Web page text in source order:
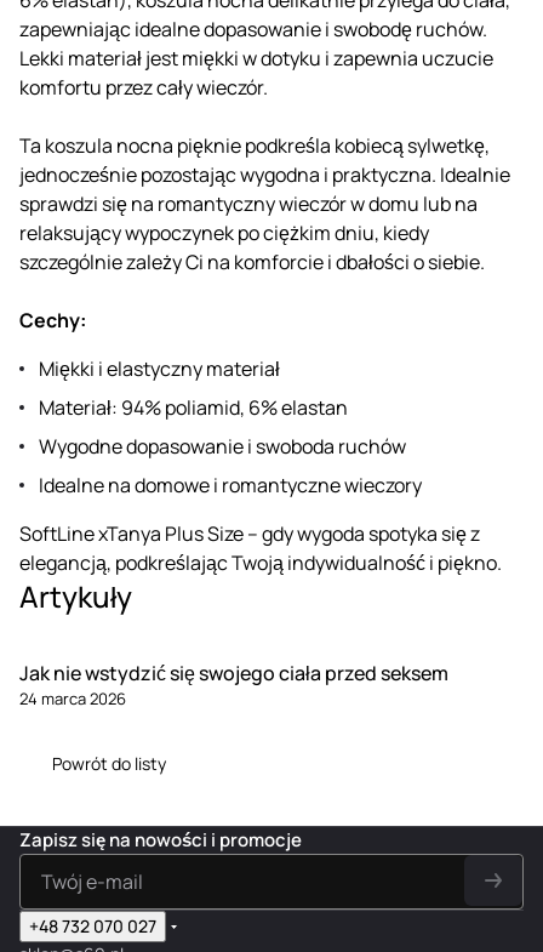
zapewniając idealne dopasowanie i swobodę ruchów.
Lekki materiał jest miękki w dotyku i zapewnia uczucie
komfortu przez cały wieczór.
Ta koszula nocna pięknie podkreśla kobiecą sylwetkę,
jednocześnie pozostając wygodna i praktyczna. Idealnie
sprawdzi się na romantyczny wieczór w domu lub na
relaksujący wypoczynek po ciężkim dniu, kiedy
szczególnie zależy Ci na komforcie i dbałości o siebie.
Cechy:
Miękki i elastyczny materiał
Materiał: 94% poliamid, 6% elastan
Wygodne dopasowanie i swoboda ruchów
Idealne na domowe i romantyczne wieczory
SoftLine xTanya Plus Size – gdy wygoda spotyka się z
elegancją, podkreślając Twoją indywidualność i piękno.
Artykuły
Jak nie wstydzić się swojego ciała przed seksem
24 marca 2026
Powrót do listy
Zapisz się na nowości i promocje
+48 732 070 027